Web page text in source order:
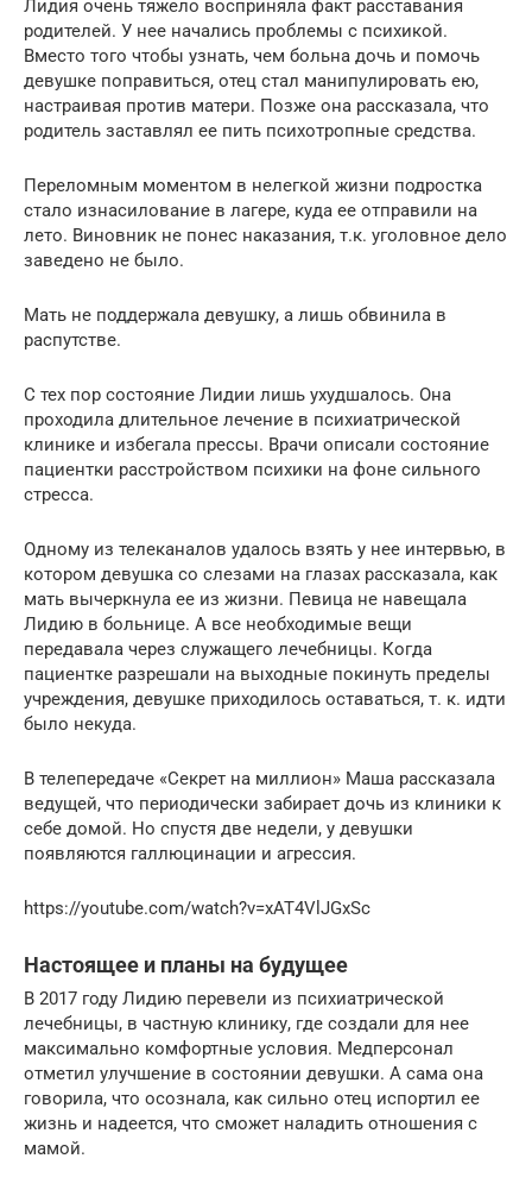
Лидия очень тяжело восприняла факт расставания
родителей. У нее начались проблемы с психикой.
Вместо того чтобы узнать, чем больна дочь и помочь
девушке поправиться, отец стал манипулировать ею,
настраивая против матери. Позже она рассказала, что
родитель заставлял ее пить психотропные средства.
Переломным моментом в нелегкой жизни подростка
стало изнасилование в лагере, куда ее отправили на
лето. Виновник не понес наказания, т.к. уголовное дело
заведено не было.
Мать не поддержала девушку, а лишь обвинила в
распутстве.
С тех пор состояние Лидии лишь ухудшалось. Она
проходила длительное лечение в психиатрической
клинике и избегала прессы. Врачи описали состояние
пациентки расстройством психики на фоне сильного
стресса.
Одному из телеканалов удалось взять у нее интервью, в
котором девушка со слезами на глазах рассказала, как
мать вычеркнула ее из жизни. Певица не навещала
Лидию в больнице. А все необходимые вещи
передавала через служащего лечебницы. Когда
пациентке разрешали на выходные покинуть пределы
учреждения, девушке приходилось оставаться, т. к. идти
было некуда.
В телепередаче «Секрет на миллион» Маша рассказала
ведущей, что периодически забирает дочь из клиники к
себе домой. Но спустя две недели, у девушки
появляются галлюцинации и агрессия.
https://youtube.com/watch?v=xAT4VlJGxSc
Настоящее и планы на будущее
В 2017 году Лидию перевели из психиатрической
лечебницы, в частную клинику, где создали для нее
максимально комфортные условия. Медперсонал
отметил улучшение в состоянии девушки. А сама она
говорила, что осознала, как сильно отец испортил ее
жизнь и надеется, что сможет наладить отношения с
мамой.